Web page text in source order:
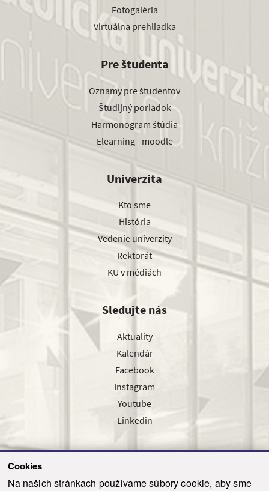
Cookies
Na našich stránkach používame súbory cookie, aby sme
Fotogaléria
Virtuálna prehliadka
Pre študenta
Oznamy pre študentov
Študijný poriadok
Harmonogram štúdia
Elearning - moodle
Univerzita
Kto sme
História
Vedenie univerzity
Rektorát
KU v médiách
Sledujte nás
Aktuality
Kalendár
Facebook
Instagram
Youtube
Linkedin